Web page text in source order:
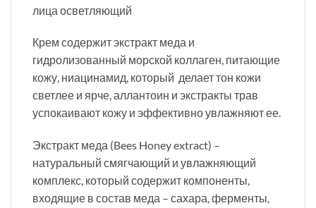
лица осветляющий
Крем содержит экстракт меда и
гидролизованный морской коллаген, питающие
кожу, ниацинамид, который делает тон кожи
светлее и ярче, аллантоин и экстракты трав
успокаивают кожу и эффективно увлажняют ее.
Экстракт меда (Bees Honey extract) –
натуральный смягчающий и увлажняющий
комплекс, который содержит компоненты,
входящие в состав меда – сахара, ферменты,